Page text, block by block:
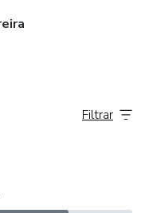
Filtrar